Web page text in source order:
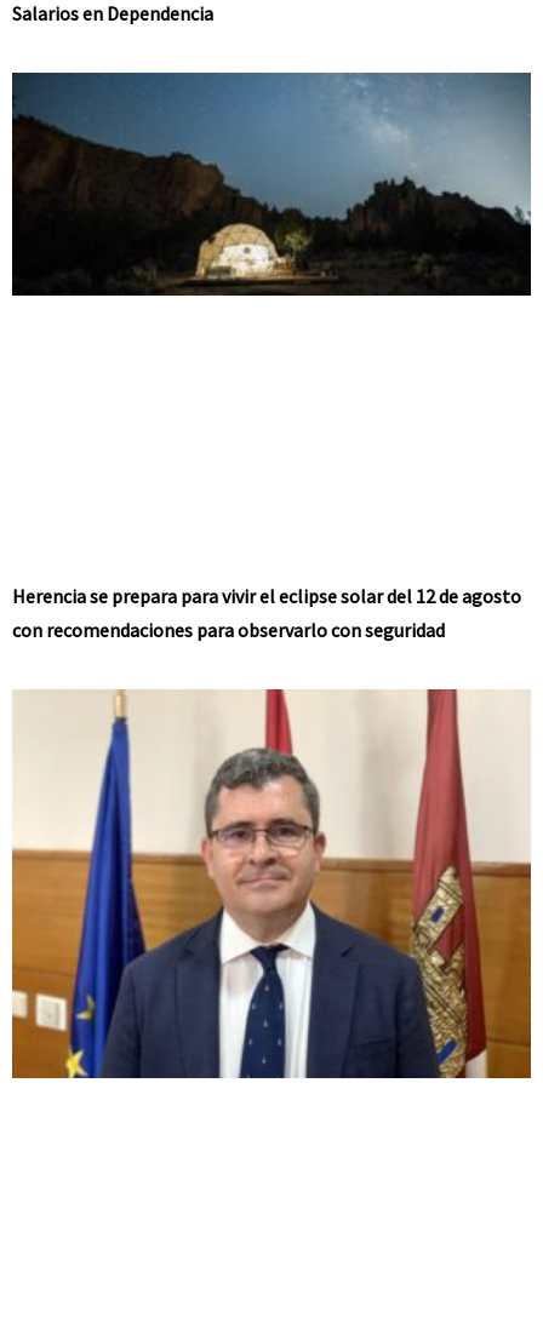
Salarios en Dependencia
Herencia se prepara para vivir el eclipse solar del 12 de agosto
con recomendaciones para observarlo con seguridad